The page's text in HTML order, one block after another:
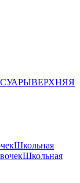
ВЕРХНЯЯ
Школьная
Школьная